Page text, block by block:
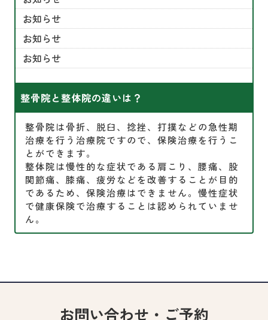
お知らせ
お知らせ
お知らせ
整骨院と整体院の違いは？
整骨院は骨折、脱臼、捻挫、打撲などの急性期
治療を行う治療院ですので、保険治療を行うこ
とができます。
整体院は慢性的な症状である肩こり、腰痛、股
関節痛、膝痛、疲労などを改善することが目的
であるため、保険治療はできません。慢性症状
で健康保険で治療することは認められていませ
ん。
お問い合わせ・ご予約